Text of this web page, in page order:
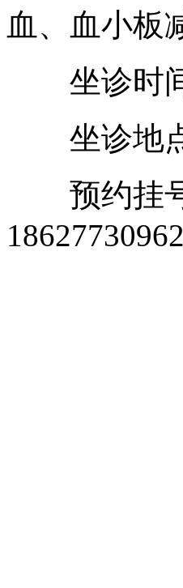
血、血小板
坐诊时间
坐诊地点
预约挂号
18627730962